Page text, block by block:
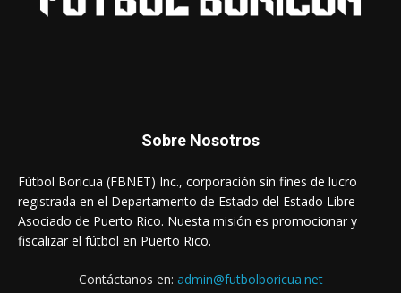
Sobre Nosotros
Fútbol Boricua (FBNET) Inc., corporación sin fines de lucro
registrada en el Departamento de Estado del Estado Libre
Asociado de Puerto Rico. Nuesta misión es promocionar y
fiscalizar el fútbol en Puerto Rico.
Contáctanos en: admin@futbolboricua.net